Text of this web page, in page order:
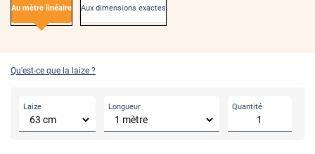
Au mètre linéaire Aux dimensions exactes
Qu'est-ce que la laize ?
Laize Longueur Quantité